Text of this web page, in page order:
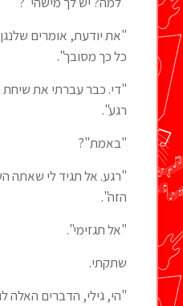
"את יודעת, אומרים
כל כך מסובך".
"די. כבר עברתי את שיחת
רגע".
"באמת"?
"רגע. אל תגיד לי שאתה
הזה".
"אל תגזימי".
שתקתי.
"הי, גילי, הדברים האלה